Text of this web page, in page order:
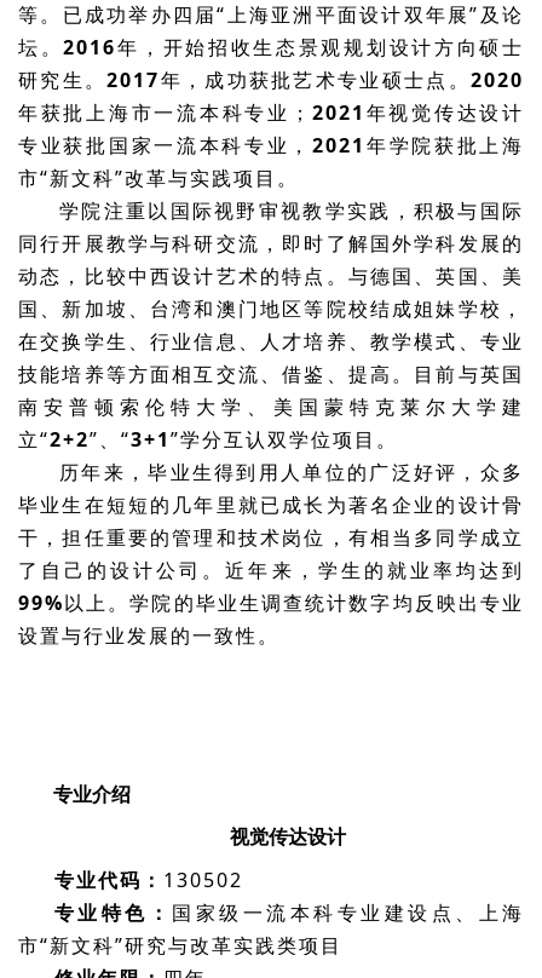
等。已成功举办四届“上海亚洲平面设计双年展”及论
坛。2016年，开始招收生态景观规划设计方向硕士
研究生。2017年，成功获批艺术专业硕士点。2020
年获批上海市一流本科专业； 2021 年视觉传达设计
专业获批国家一流本科专业，2021 年学院获批上海
市“新文科”改革与实践项目。
学院注重以国际视野审视教学实践，积极与国际
同行开展教学与科研交流，即时了解国外学科发展的
动态，比较中西设计艺术的特点。与德国、英国、美
国、新加坡、台湾和澳门地区等院校结成姐妹学校，
在交换学生、行业信息、人才培养、教学模式、专业
技能培养等方面相互交流、借鉴、提高。目前与英国
南安普顿索伦特大学、美国蒙特克莱尔大学建
立“2+2”、“3+1”学分互认双学位项目。
历年来，毕业生得到用人单位的广泛好评，众多
毕业生在短短的几年里就已成长为著名企业的设计骨
干，担任重要的管理和技术岗位，有相当多同学成立
了自己的设计公司。近年来，学生的就业率均达到
99%以上。学院的毕业生调查统计数字均反映出专业
设置与行业发展的一致性。
专业介绍
视觉传达设计
专业代码： 130502
专业特色： 国家级一流本科专业建设点、上海
市“新文科”研究与改革实践类项目